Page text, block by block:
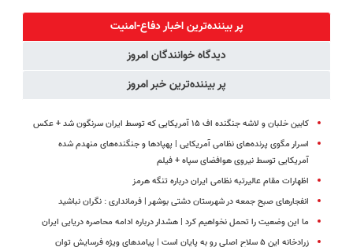
بیشتر
تومان بگیر
حضوری
پر بیننده‌ترین اخبار دفاع-امنیت
دیدگاه خوانندگان امروز
پر بیننده‌ترین خبر امروز
کابین خلبان و لاشه جنگنده اف ۱۵ آمریکایی که توسط ایران سرنگون شد + عکس
اسرار مگوی پرنده‌های نظامی آمریکایی | پهپادها و جنگنده‌های منهدم شده
آمریکایی توسط نیروی هوافضای سپاه + فیلم
اظهارات مقام عالیرتبه نظامی ایران درباره تنگه هرمز
انفجارهای صبح جمعه در شهرستان دشتی بوشهر | فرمانداری : نگران نباشید
ما این وضعیت را تحمل نخواهیم کرد | هشدار درباره ادامه محاصره دریایی ایران
زرادخانه این ۵ سلاح اصلی رو به پایان است | پیامدهای ویژه فرسایش توان